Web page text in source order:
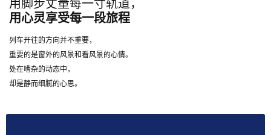
用脚步丈量每一寸轨道，
用心灵享受每一段旅程
列车开往的方向并不重要，
重要的是窗外的风景和看风景的心情。
处在嘈杂的动态中，
却是静而细腻的心思。